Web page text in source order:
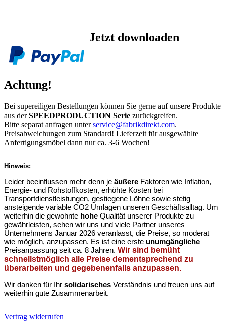
Jetzt downloaden
Achtung!
Bei supereiligen Bestellungen können Sie gerne auf unsere Produkte
aus derSPEEDPRODUCTION Serie zurückgreifen.
Bitte separat anfragen unterservice@fabrikdirekt.com.
Preisabweichungen zum Standard! Lieferzeit für ausgewählte
Anfertigungsmöbel dann nur ca. 3-6 Wochen!
Hinweis:
Leider beeinflussen mehr denn je äußere Faktoren wie Inflation,
Energie- und Rohstoffkosten, erhöhte Kosten bei
Transportdienstleistungen, gestiegene Löhne sowie stetig
ansteigende variable CO2 Umlagen unseren Geschäftsalltag. Um
weiterhin die gewohnte hohe Qualität unserer Produkte zu
gewährleisten, sehen wir uns und viele Partner unseres
Unternehmens Januar 2026 veranlasst, die Preise, so moderat
wie möglich, anzupassen. Es ist eine erste unumgängliche
Preisanpassung seit ca. 8 Jahren. Wir sind bemüht
schnellstmöglich alle Preise dementsprechend zu
überarbeiten und gegebenenfalls anzupassen.
Wir danken für Ihr solidarisches Verständnis und freuen uns auf
weiterhin gute Zusammenarbeit.
Vertrag widerrufen